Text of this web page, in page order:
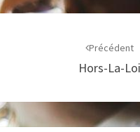
Précédent
Hors-La-Loi